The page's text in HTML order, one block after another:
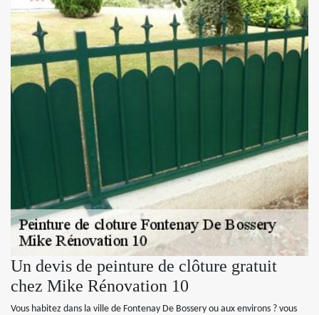
Un devis de peinture de clôture gratuit
chez Mike Rénovation 10
Vous habitez dans la ville de Fontenay De Bossery ou aux environs ? vous